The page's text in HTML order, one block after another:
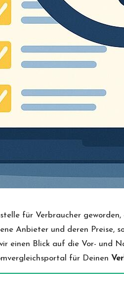
für Verbraucher
Anbieter und deren Preise,
einen Blick auf die Vor- und
für Deinen